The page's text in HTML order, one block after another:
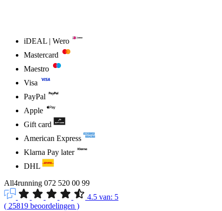
iDEAL | Wero
Mastercard
Maestro
Visa
PayPal
Apple
Gift card
American Express
Klarna Pay later
DHL
All4running 072 520 00 99
4.5 van: 5
( 25819 beoordelingen )